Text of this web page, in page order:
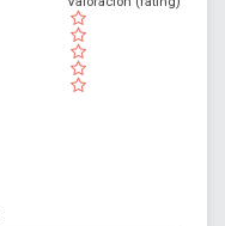
( )
( )
( )
( )
( )